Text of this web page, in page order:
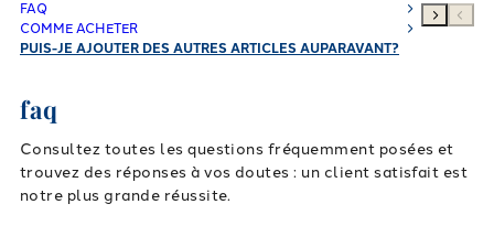
FAQ
COMME ACHETER
PUIS-JE AJOUTER DES AUTRES ARTICLES AUPARAVANT?
faq
Consultez toutes les questions fréquemment posées et
trouvez des réponses à vos doutes : un client satisfait est
notre plus grande réussite.